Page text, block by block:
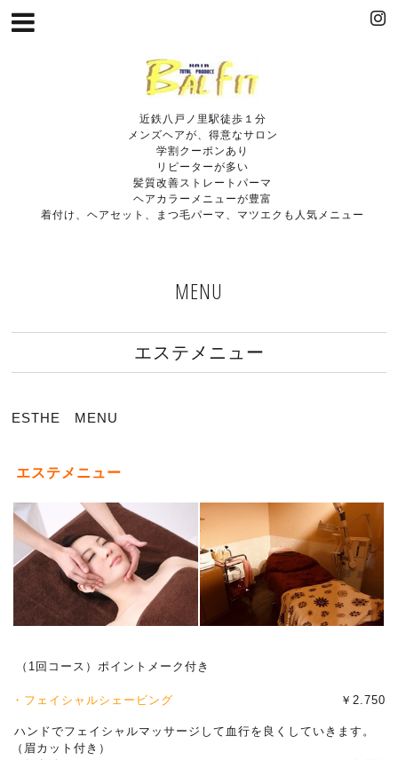
近鉄八戸ノ里駅徒歩１分
メンズヘアが、得意なサロン
学割クーポンあり
リピーターが多い
髪質改善ストレートパーマ
ヘアカラーメニューが豊富
着付け、ヘアセット、まつ毛パーマ、マツエクも人気メニュー
MENU
エステメニュー
ESTHE MENU
エステメニュー
（1回コース）ポイントメーク付き
・フェイシャルシェービング ￥2.750
ハンドでフェイシャルマッサージして血行を良くしていきます。
（眉カット付き）